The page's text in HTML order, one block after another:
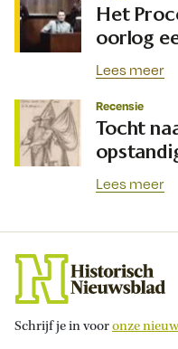
Het
oorlog
Lees meer
Recensie
Tocht
Lees meer
Schrijf je in vooronze